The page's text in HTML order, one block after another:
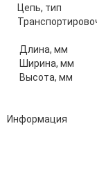
Цепь, тип
Длина, мм
Ширина, мм
Высота, мм
Информация